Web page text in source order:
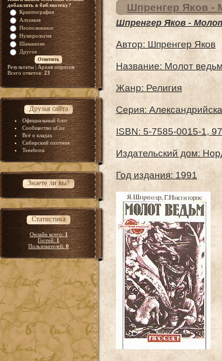
добавлять в библиотеку?
Криптография
Алхимия
Неопознанное
Нумерология
Шаманизм
Другое
Результаты | Архив опросов
Всего ответов:23
Друзья сайта
Официальный блог
Сообщество uCoz
Всё о кладах
Сибирский охотник
Tenebrosi
Знаете ли вы?
Статистика
Онлайн всего:1
Гостей:1
Пользователей:0
Шпренгер Яков -
Шпренгер Яков -
Автор: Шпренгер Яков
Название: Молот
Жанр: Религия
Серия:
ISBN: 5-7585-0015-1,
Издательский дом:
Год издания: 1991